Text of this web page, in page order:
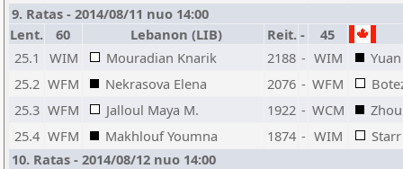
9. Ratas - 2014/08/11 nuo 14:00
Lent.
60 Lebanon (LIB) Reit. -
45
25.1
WIM Mouradian Knarik 2188 - WIM
25.2 WFM Nekrasova Elena 2076 - WFM
25.3 WFM Jalloul Maya M. 1922 - WCM
25.4 WFM Makhlouf Youmna 1874 - WIM
10. Ratas - 2014/08/12 nuo 14:00